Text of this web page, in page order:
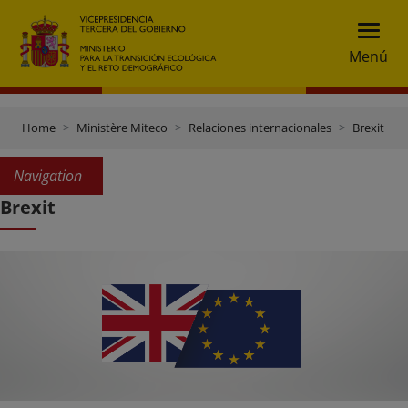
Menú
Home Ministère Miteco Relaciones internacionales Brexit
Navigation
Brexit